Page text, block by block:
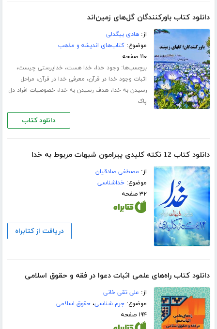
دانلود کتاب باورکنندگان گل‌های زمین‌اند
از:هادی بیگدلی
موضوع:کتاب‌های اندیشه و مذهب
۱۱۰ صفحه
برچسب‌ها: وجود خدا، خدا هست، خداپرستی چیست،
اثبات وجود خدا در قرآن، معرفی خدا در قرآن، مراحل
رسیدن به خدا،هدف رسیدن به خدا، خصوصیات افراد دل
پاک
دانلود کتاب
دانلود کتاب 12 نکته کلیدی پیرامون شبهات مربوط به خدا
از: مصطفی صادقیان
موضوع:خداشناسی
۳۲ صفحه
دریافت از کتابراه
دانلود کتاب راه‌های علمی اثبات دعوا در فقه و حقوق اسلامی
از: علی تقی خانی
موضوع:جرم شناسی،حقوق اسلامی
۱۹۴ صفحه